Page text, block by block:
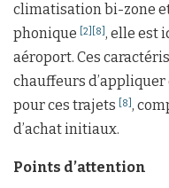
climatisation bi-zone
phonique
[2] [8] , elle est
aéroport. Ces
chauffeurs d’appliquer
pour ces trajets
[8] ,
d’achat initiaux.
Points d’attention